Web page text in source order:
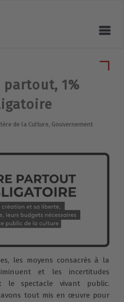
1%
de la Culture, Gouvernement
les moyens consacrés à la
et les incertitudes
le spectacle vivant public.
avons tout mis en œuvre pour